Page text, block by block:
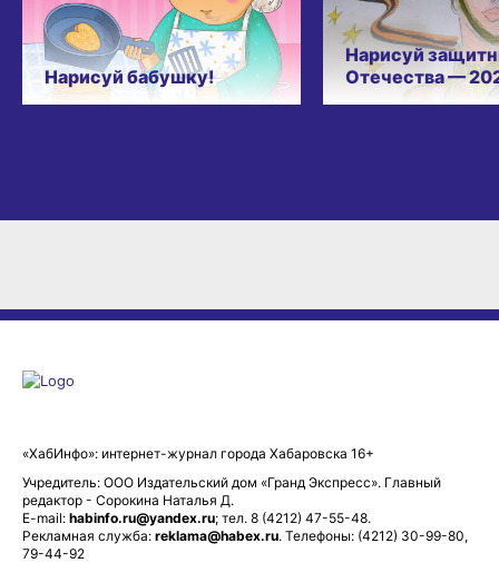
Нарисуй бабушку!
Нарисуй
Отечества —
«ХабИнфо»: интернет-журнал города Хабаровска 16+
Учредитель: ООО Издательский дом «Гранд Экспресс». Главный
редактор - Сорокина Наталья Д.
E-mail: habinfo.ru@yandex.ru; тел. 8 (4212) 47-55-48.
Рекламная служба: reklama@habex.ru. Телефоны: (4212) 30-99-80,
79-44-92